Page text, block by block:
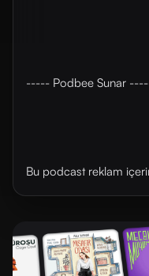
----- Podbee Sunar
Bu podcast reklam